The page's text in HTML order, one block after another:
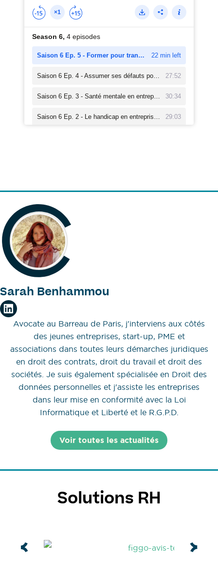
Sarah Benhammou
Avocate au Barreau de Paris, j'interviens aux côtés
des jeunes entreprises, start-up, PME et
associations dans toutes leurs démarches juridiques
en droit des contrats, droit du travail et droit des
sociétés. Je suis également spécialisée en Droit des
données personnelles et j'assiste les entreprises
dans leur mise en conformité avec la Loi
Informatique et Liberté et le R.G.P.D.
Voir toutes les actualités
Solutions RH